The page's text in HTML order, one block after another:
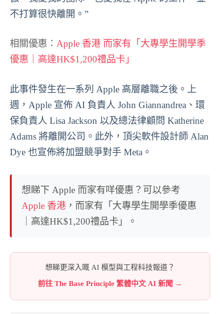
不打算很快離開。”
相關優惠： Apple 香港 而家有「大專學生開學季
優惠｜高達HK$1,200禮品卡」
此事件發生在一系列 Apple 高層離職之後。上
週，Apple 宣佈 AI 負責人 John Giannandrea、環
保負責人 Lisa Jackson 以及總法律顧問 Katherine
Adams 將離開公司。此外，頂尖軟件設計師 Alan
Dye 也宣佈將加盟競爭對手 Meta。
想睇下 Apple 而家有咩優惠？可以參考
Apple 香港 ，而家有「大專學生開學季優惠
｜高達HK$1,200禮品卡」。
想睇更深入嘅 AI 模型與工程科技報道？
前往 The Base Principle 繁體中文 AI 新聞 →